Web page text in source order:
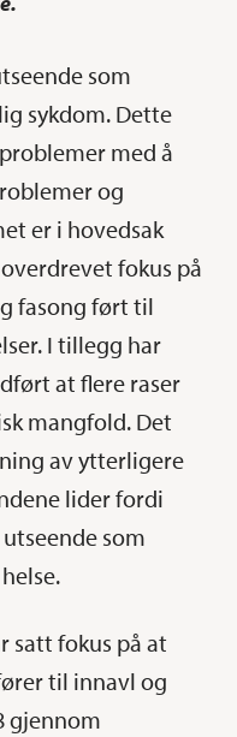
som
sykdom. Dette
med å
og
er i hovedsak
fokus på
fasong ført til
I tillegg har
at flere raser
mangfold. Det
av ytterligere
lider fordi
som
satt fokus på at
til innavl og
gjennom